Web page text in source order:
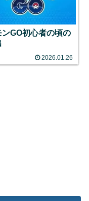
ンGO初心者の頃の
2026.01.26